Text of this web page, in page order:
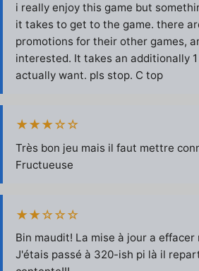
i really enjoy this game but
it takes to get to the game. there
promotions for their other games,
interested. It takes an additionally
actually want. pls stop. C top
★★★☆☆
Très bon jeu mais il faut mettre
Fructueuse
★★☆☆☆
Bin maudit! La mise à jour a effacer
J'étais passé à 320-ish pi là il